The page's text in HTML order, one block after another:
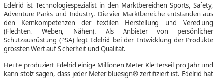
Edelrid ist Technologiespezialist in den Marktbereichen Sports, Safety,
Adventure Parks und Industry. Die vier Marktbereiche entstanden aus
den Kernkompetenzen der textilen Herstellung und Veredlung
(Flechten, Weben, Nähen). Als Anbieter von persönlicher
Schutzausrüstung (PSA) legt Edelrid bei der Entwicklung der Produkte
grössten Wert auf Sicherheit und Qualität.
Heute produziert Edelrid einige Millionen Meter Kletterseil pro Jahr und
kann stolz sagen, dass jeder Meter bluesign® zertifiziert ist. Edelrid hat